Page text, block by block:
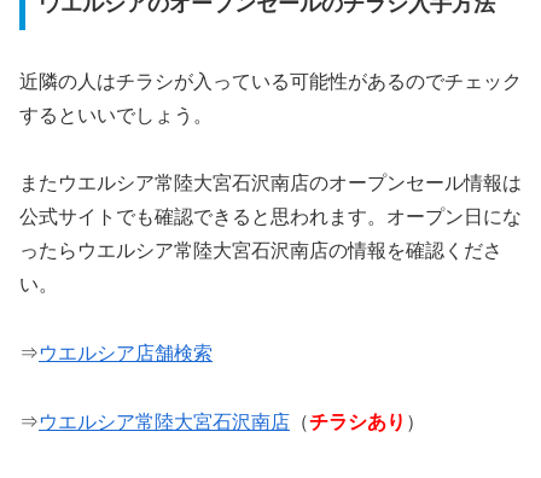
近隣の人はチラシが入っている可能性があるのでチェック
するといいでしょう。
またウエルシア常陸大宮石沢南店のオープンセール情報は
公式サイトでも確認できると思われます。オープン日にな
ったらウエルシア常陸大宮石沢南店の情報を確認くださ
い。
⇒ウエルシア店舗検索
⇒ウエルシア常陸大宮石沢南店 （チラシあり ）